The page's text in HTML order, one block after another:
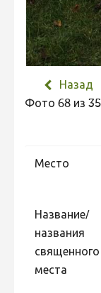
Назад
Фото 68 из
Место
Название/
названия
священного
места